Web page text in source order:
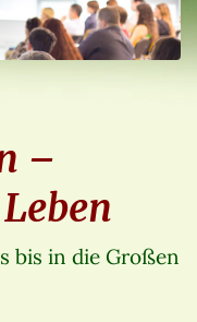
–
bis in die Großen